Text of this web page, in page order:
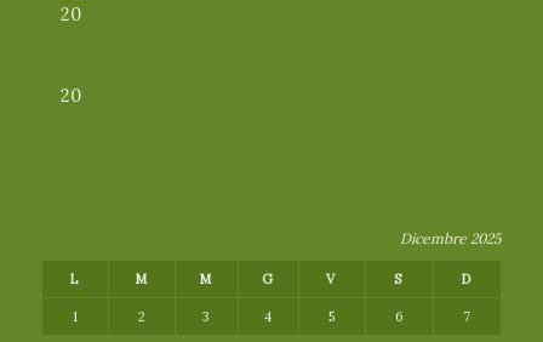
20
20
Dicembre 2025
L M M G V S D
1 2 3 4 5 6 7